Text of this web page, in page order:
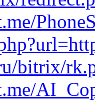
bitrix/